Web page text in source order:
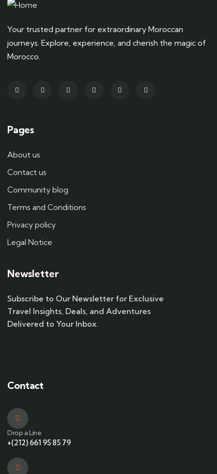
Your trusted partner for extraordinary Moroccan
journeys. Explore, experience, and cherish the magic of
Morocco.
Pages
About us
Contact us
Community blog
Terms and Conditions
Privacy policy
Legal Notice
Newsletter
Subscribe to Our Newsletter for Exclusive
Travel Insights, Deals, and Adventures
Delivered to Your Inbox.
Contact
Drop a Line
+(212) 661 95 85 79